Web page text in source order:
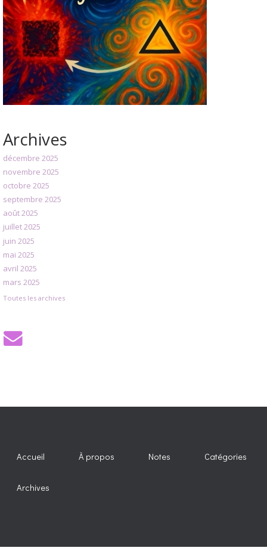
Archives
décembre 2025
novembre 2025
octobre 2025
septembre 2025
août 2025
juillet 2025
juin 2025
mai 2025
avril 2025
mars 2025
Toutes les archives
Accueil À propos Notes Catégories
Archives